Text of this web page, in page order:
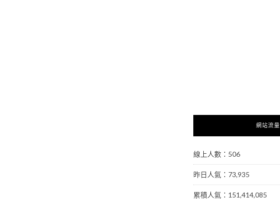
網站流量
線上人數：506
昨日人氣：73,935
累積人氣：151,414,085